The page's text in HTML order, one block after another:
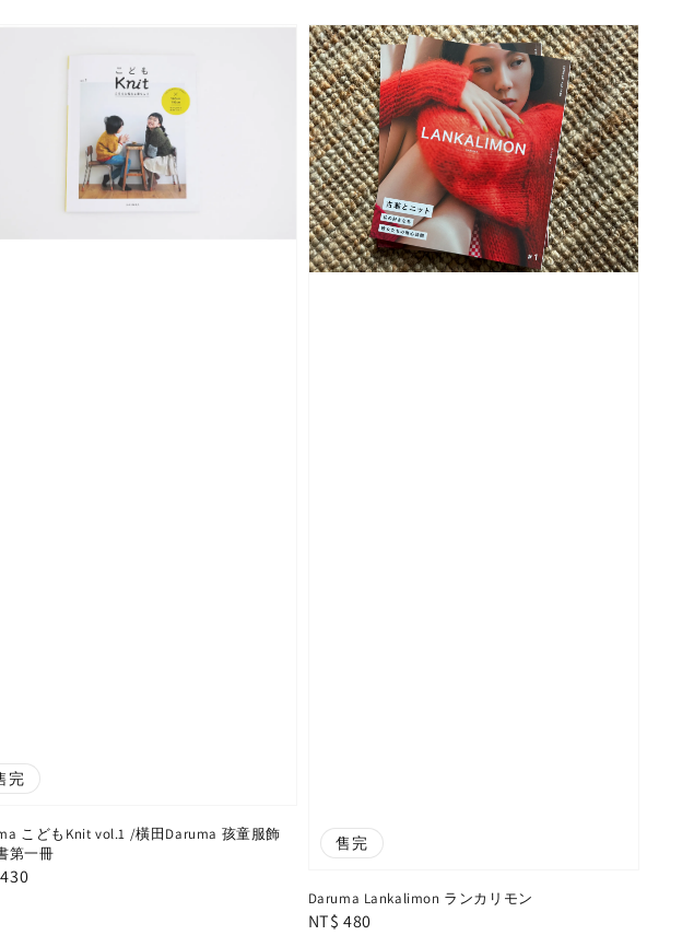
完
こどもKnit vol.1 /橫田Daruma 孩童服飾
第一冊
售完
Daruma Lankalimon ランカリモン
Regular
NT$ 480